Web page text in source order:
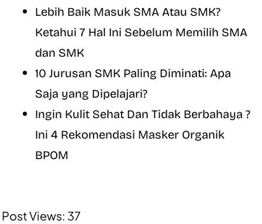
Lebih Baik Masuk SMA Atau SMK?
Ketahui 7 Hal Ini Sebelum Memilih SMA
dan SMK
10 Jurusan SMK Paling Diminati: Apa
Saja yang Dipelajari?
Ingin Kulit Sehat Dan Tidak Berbahaya ?
Ini 4 Rekomendasi Masker Organik
BPOM
Post Views: 37